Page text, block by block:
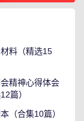
料（精选15
精神心得体会
篇）
（合集10篇）